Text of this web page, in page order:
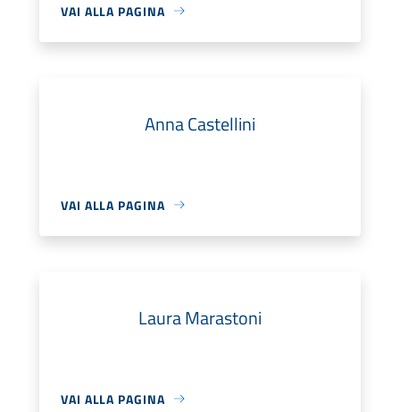
VAI ALLA PAGINA
Anna Castellini
VAI ALLA PAGINA
Laura Marastoni
VAI ALLA PAGINA